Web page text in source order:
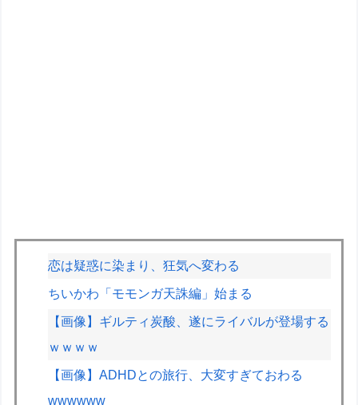
恋は疑惑に染まり、狂気へ変わる
ちいかわ「モモンガ天誅編」始まる
【画像】ギルティ炭酸、遂にライバルが登場する
ｗｗｗｗ
【画像】ADHDとの旅行、大変すぎておわる
wwwwww